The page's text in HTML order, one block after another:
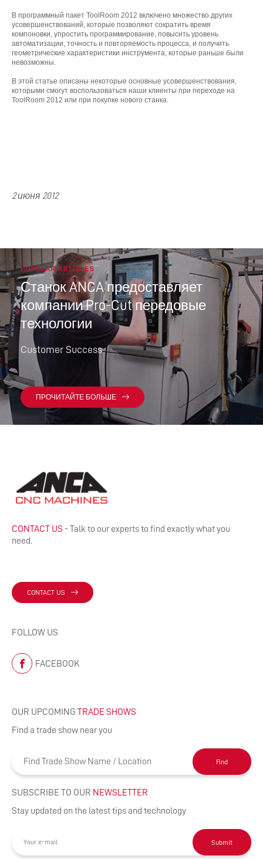
В программный пакет ToolRoom 2012 включено множество других
усовершенствований, которые позволяют сократить время
компоновки, упростить программирование, повысить уровень
автоматизации, точность и повторяемость процесса, и получить
геометрические характеристики инструмента, которые раньше были
невозможны.
В этой статье описаны некоторые основные усовершенствования,
которыми смогут воспользоваться наши клиенты при переходе на
ToolRoom 2012 или при покупке нового станка.
2 июня 2012
POPULAR ARTICLES
Станок ANCA предоставляет
компании Pro-Cut передовые
технологии
Customer Success
ПРОЧИТАЙТЕ БОЛЬШЕ
CONTACT US - Talk to our experts to find exactly what you
need.
CONTACT US
FOLLOW US
FACEBOOK
OUR UPCOMING TRADE SHOWS
Find a trade show near you
Find
SUBSCRIBE TO OUR NEWSLETTER
Stay updated on the latest tips and technology
Submit